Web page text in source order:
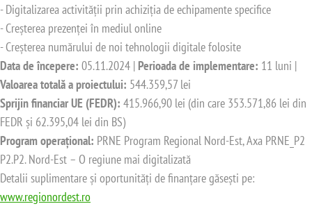
- Digitalizarea activității prin achiziția de echipamente specifice
- Creșterea prezenței în mediul online
- Creșterea numărului de noi tehnologii digitale folosite
Data de începere: 05.11.2024 | Perioada de implementare: 11 luni |
Valoarea totală a proiectului: 544.359,57 lei
Sprijin financiar UE (FEDR): 415.966,90 lei (din care 353.571,86 lei din
FEDR și 62.395,04 lei din BS)
Program operațional: PRNE Program Regional Nord-Est, Axa PRNE_P2
P2.P2. Nord-Est – O regiune mai digitalizată
Detalii suplimentare și oportunități de finanțare găsești pe:
www.regionordest.ro